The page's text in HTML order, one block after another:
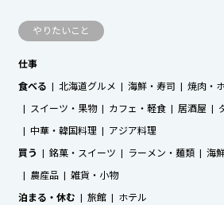
やりたいこと
仕事
食べる
北海道グルメ 海鮮・寿司 焼肉・
スイーツ・果物
カフェ・軽食 居酒屋
中華・韓国料理
アジア料理
買う
銘菓・スイーツ ラーメン・麺類 海
農産品
雑貨・小物
泊まる・休む
旅館
ホテル